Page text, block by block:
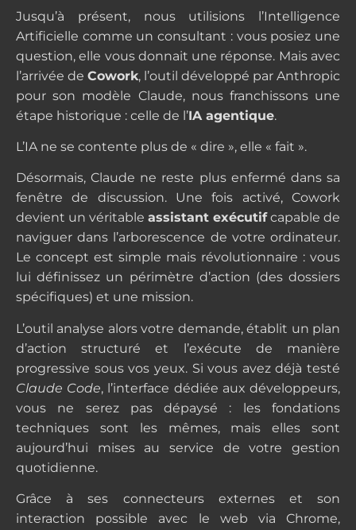
Jusqu’à présent, nous utilisions l’Intelligence
Artificielle comme un consultant : vous posiez une
question, elle vous donnait une réponse. Mais avec
l’arrivée de Cowork, l’outil développé par Anthropic
pour son modèle Claude, nous franchissons une
étape historique : celle de l’IA agentique.
L’IA ne se contente plus de « dire », elle « fait ».
Désormais, Claude ne reste plus enfermé dans sa
fenêtre de discussion. Une fois activé, Cowork
devient un véritable assistant exécutifcapable de
naviguer dans l’arborescence de votre ordinateur.
Le concept est simple mais révolutionnaire : vous
lui définissez un périmètre d’action (des dossiers
spécifiques) et une mission.
L’outil analyse alors votre demande, établit un plan
d’action structuré et l’exécute de manière
progressive sous vos yeux. Si vous avez déjà testé
Claude Code, l’interface dédiée aux développeurs,
vous ne serez pas dépaysé : les fondations
techniques sont les mêmes, mais elles sont
aujourd’hui mises au service de votre gestion
quotidienne.
Grâce à ses connecteurs externes et son
interaction possible avec le web via Chrome,